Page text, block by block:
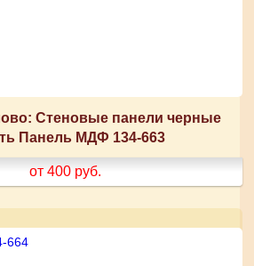
Стеновые панели черные
Панель МДФ 134-663
от 400 руб.